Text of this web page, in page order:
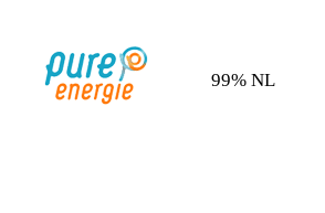
99% NL